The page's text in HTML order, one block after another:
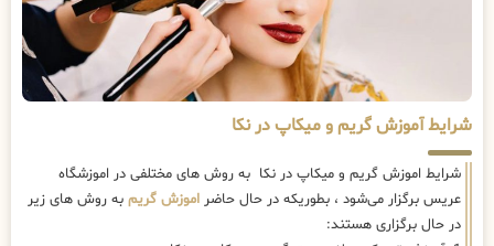
شرایط آموزش گریم و میکاپ در نکا
شرایط اموزش گریم و میکاپ در نکا به روش های مختلفی در اموزشگاه
عریس برگزار می‌شود ، بطوریکه در حال حاضر اموزش گریم به روش های زیر
در حال برگزاری هستند: